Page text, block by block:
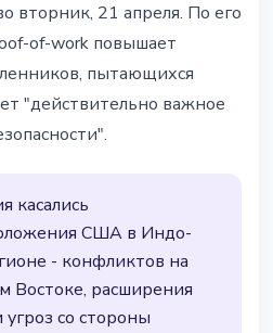
чтения
вторник, 21 апреля. По его
of-work повышает
пытающихся
"действительно важное
касались
США в Индо-
- конфликтов на
Востоке, расширения
со стороны